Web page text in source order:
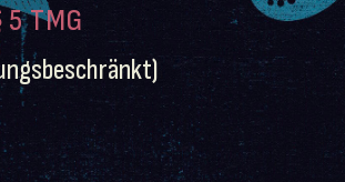
TMG